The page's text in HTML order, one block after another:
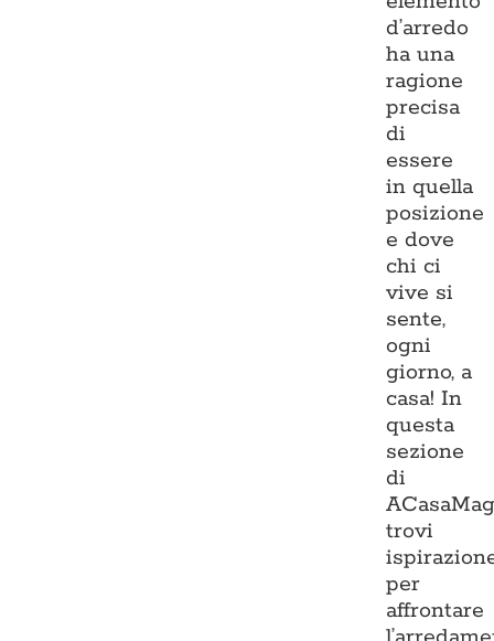
d’arredo
ha una
ragione
precisa
di
essere
in quella
posizione
e dove
chi ci
vive si
sente,
ogni
giorno, a
casa! In
questa
sezione
di
trovi
per
affrontare